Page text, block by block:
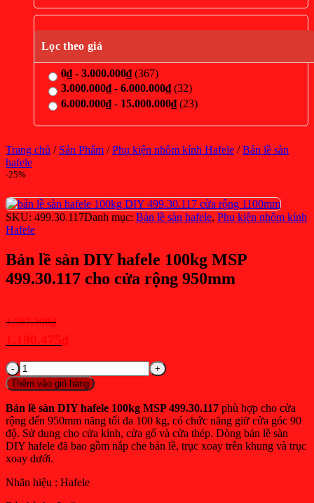
Lọc theo giá
0₫- 3.000.000₫(367)
3.000.000₫- 6.000.000₫(32)
6.000.000₫- 15.000.000₫(23)
Trang chủ / Sản Phẩm / Phụ kiện nhôm kính Hafele / Bản lề sàn
hafele
-25%
SKU: 499.30.117Danh mục: Bản lề sàn hafele, Phụ kiện nhôm kính
Hafele
Bản lề sàn DIY hafele 100kg MSP
499.30.117 cho cửa rộng 950mm
1.587.300₫Giá
hiện
tại
là:
1.190.475₫.
Bản
lề
sàn
DIY
hafele
100kg
MSP
499.30.117
cho
cửa
Thêm vào giỏ hàng
Bản lề sàn DIY hafele 100kg MSP 499.30.117 phù hợp cho cửa
rộng đến 950mm năng tối đa 100 kg, có chức năng giữ cửa góc 90
độ. Sử dung cho cửa kính, cửa gổ và cửa thép. Dòng bản lề sàn
DIY hafele đã bao gồm nắp che bản lề, trục xoay trên khung và trục
xoay dưới.
Nhãn hiệu : Hafele